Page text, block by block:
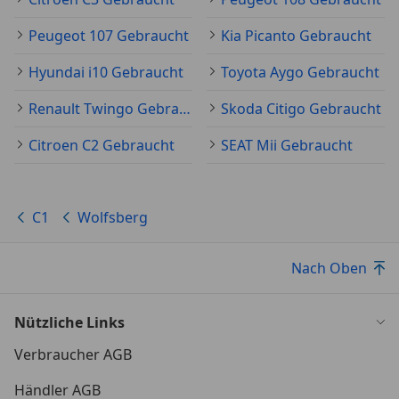
Peugeot 107 Gebraucht
Kia Picanto Gebraucht
Hyundai i10 Gebraucht
Toyota Aygo Gebraucht
Renault Twingo Gebraucht
Skoda Citigo Gebraucht
Citroen C2 Gebraucht
SEAT Mii Gebraucht
C1 Wolfsberg
Nach Oben
Nützliche Links
Verbraucher AGB
Händler AGB